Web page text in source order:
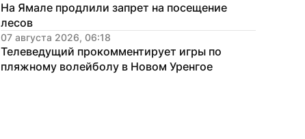
На Ямале продлили запрет на посещение
лесов
07 августа 2026, 06:18
Телеведущий прокомментирует игры по
пляжному волейболу в Новом Уренгое